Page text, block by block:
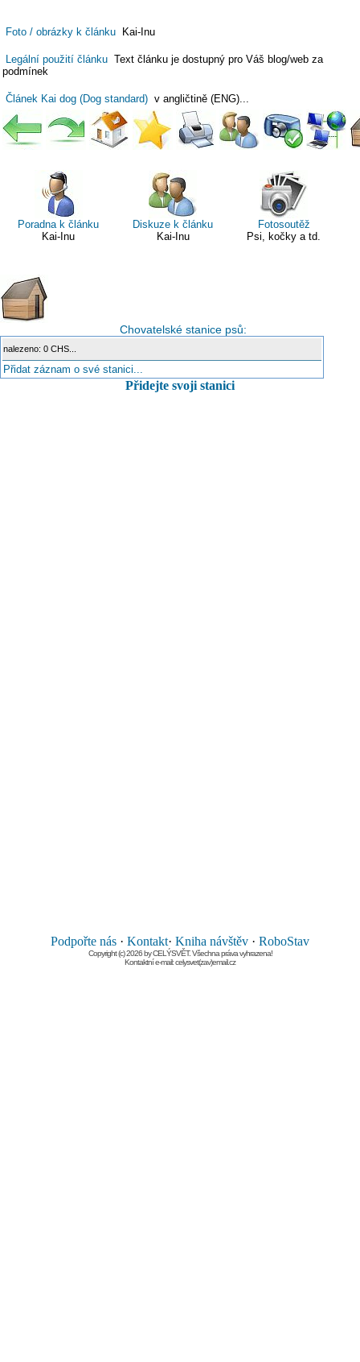
Foto / obrázky k článku Kai-Inu
Legální použití článku Text článku je dostupný pro Váš blog/web za
podmínek
Článek Kai dog (Dog standard) v angličtině (ENG)...
Poradna k článku
Kai-Inu
Diskuze k článku
Kai-Inu
Fotosoutěž
Psi, kočky a td.
Chovatelské stanice psů:
nalezeno: 0 CHS...
Přidat záznam o své stanici...
Přidejte svoji stanici
Podpořte nás · Kontakt· Kniha návštěv · RoboStav
Copyright (c) 2026 by CELÝSVĚT. Všechna práva vyhrazena!
Kontaktní e-mail: celysvet(zav)email.cz